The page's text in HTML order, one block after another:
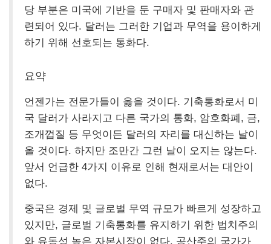
당 부분은 미국에 기반을 둔 구매자 및 판매자와 관
련되어 있다. 달러는 그러한 기업과 무역을 용이하게
하기 위해 선호되는 통화다.
요약
언젠가는 전문가들이 옳을 것이다. 기축통화로서 미
국 달러가 사라지고 다른 국가의 통화, 암호화폐, 금,
조개껍질 등 무엇이든 달러의 자리를 대신하는 날이
올 것이다. 하지만 조만간 그런 날이 오지는 않는다.
앞서 언급한 4가지 이유로 인해 현재로서는 대안이
없다.
중국은 경제 및 글로벌 무역 규모가 빠르게 성장하고
있지만, 글로벌 기축통화를 유지하기 위한 법치주의
와 유동성 높은 자본시장이 없다. 공산주의 국가가